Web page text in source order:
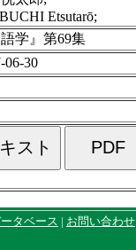
Etsutarō;
語学』第69集
06-30
タベース | お問い合わせ